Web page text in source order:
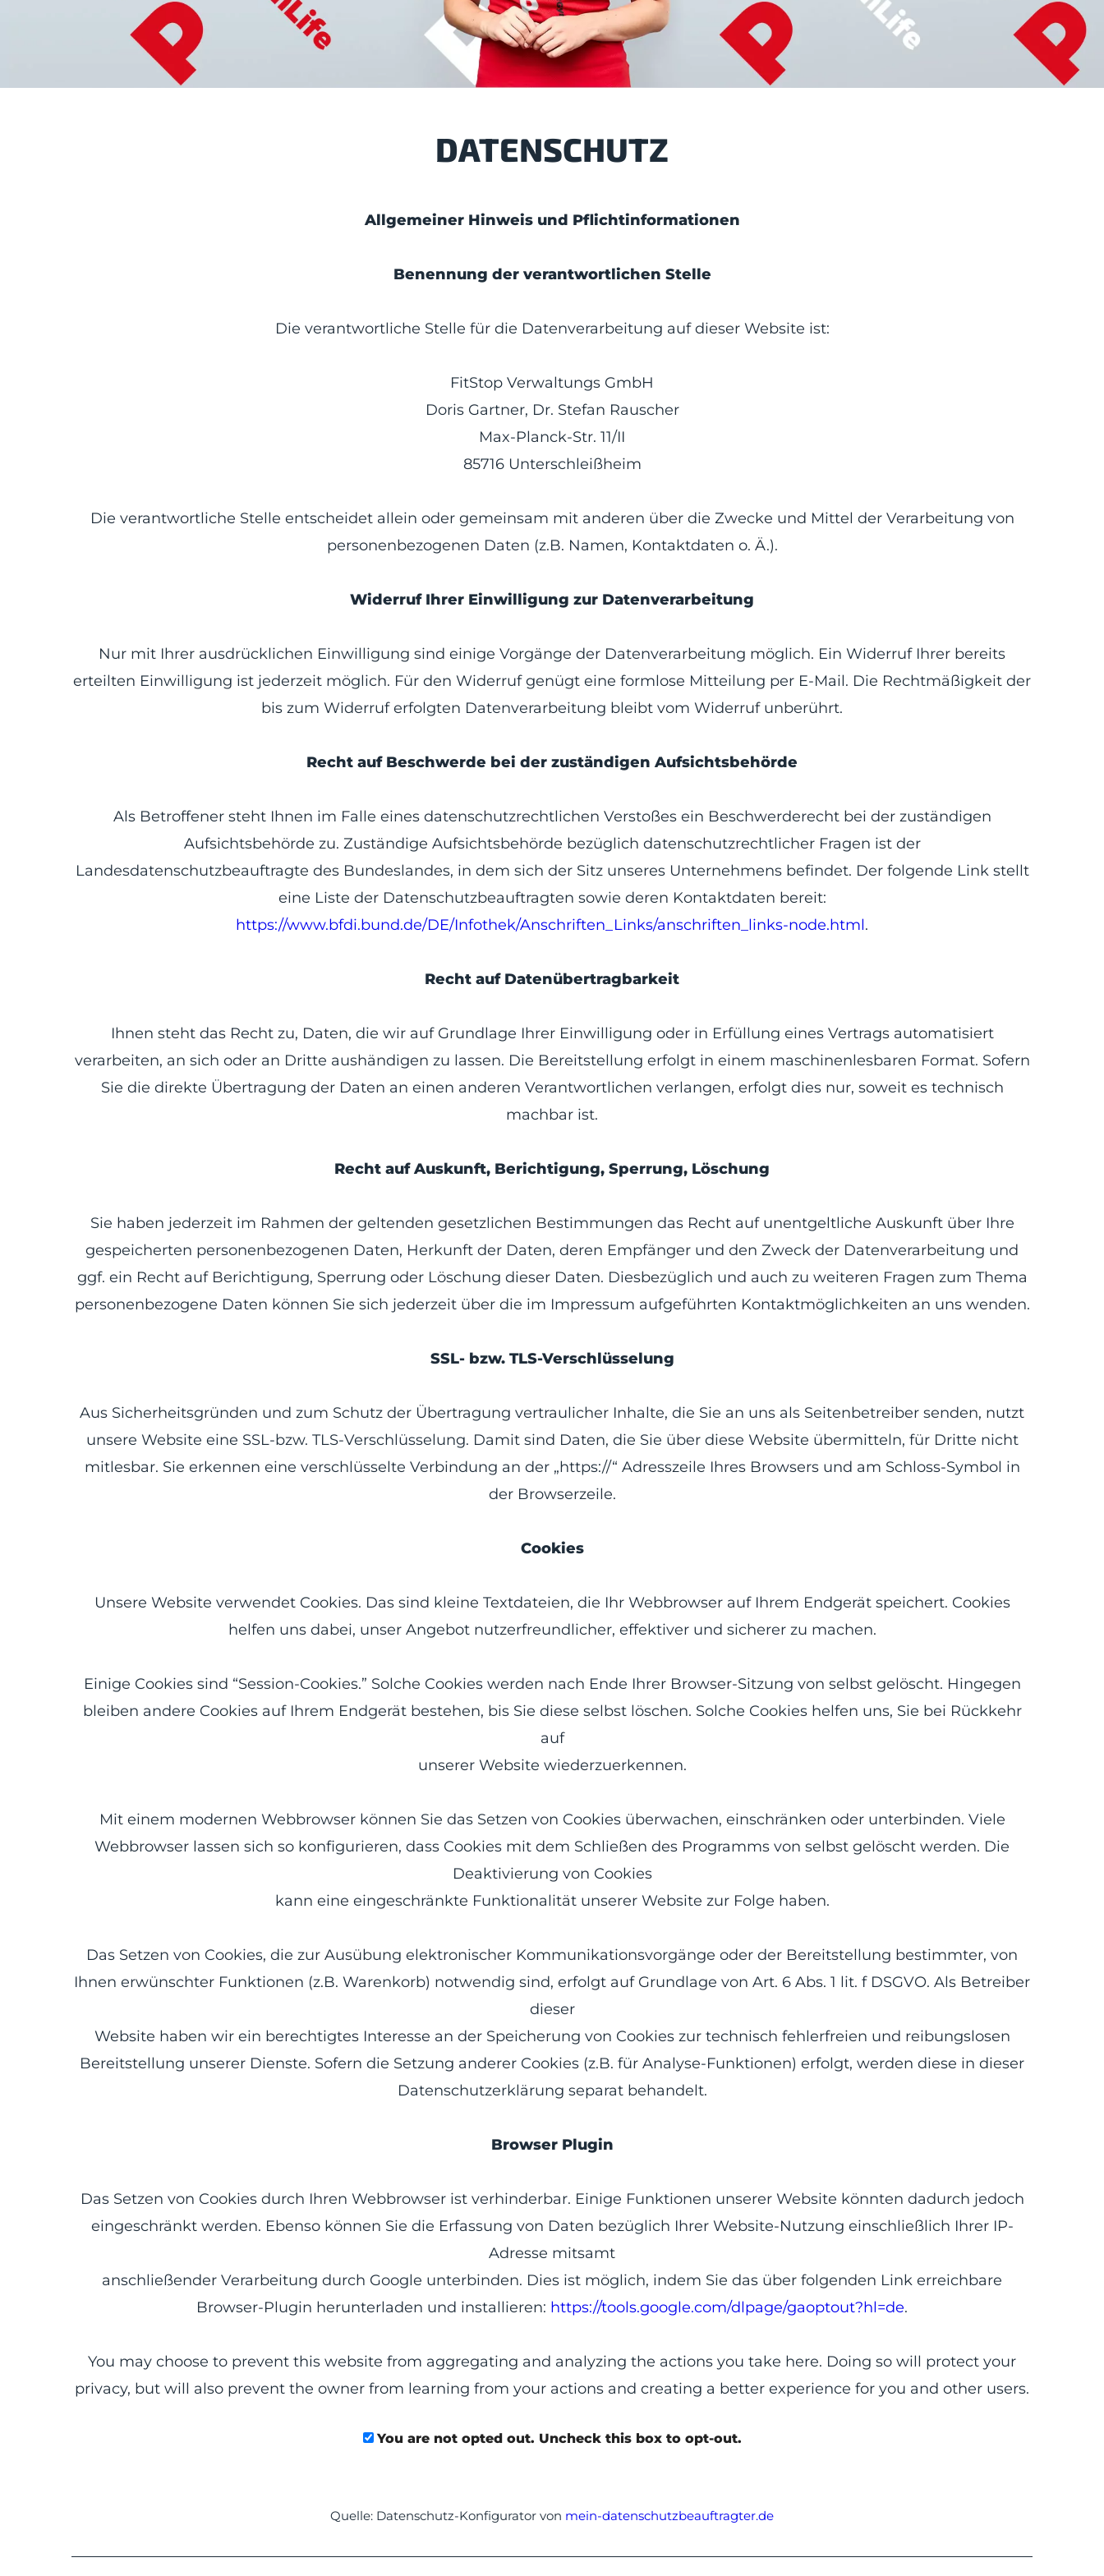
DATENSCHUTZ
Allgemeiner Hinweis und Pflichtinformationen
Benennung der verantwortlichen Stelle
Die verantwortliche Stelle für die Datenverarbeitung auf dieser Website ist:
FitStop Verwaltungs GmbH
Doris Gartner, Dr. Stefan Rauscher
Max-Planck-Str. 11/II
85716 Unterschleißheim
Die verantwortliche Stelle entscheidet allein oder gemeinsam mit anderen über die Zwecke und Mittel der Verarbeitung von
personenbezogenen Daten (z.B. Namen, Kontaktdaten o. Ä.).
Widerruf Ihrer Einwilligung zur Datenverarbeitung
Nur mit Ihrer ausdrücklichen Einwilligung sind einige Vorgänge der Datenverarbeitung möglich. Ein Widerruf Ihrer bereits
erteilten Einwilligung ist jederzeit möglich. Für den Widerruf genügt eine formlose Mitteilung per E-Mail. Die Rechtmäßigkeit der
bis zum Widerruf erfolgten Datenverarbeitung bleibt vom Widerruf unberührt.
Recht auf Beschwerde bei der zuständigen Aufsichtsbehörde
Als Betroffener steht Ihnen im Falle eines datenschutzrechtlichen Verstoßes ein Beschwerderecht bei der zuständigen
Aufsichtsbehörde zu. Zuständige Aufsichtsbehörde bezüglich datenschutzrechtlicher Fragen ist der
Landesdatenschutzbeauftragte des Bundeslandes, in dem sich der Sitz unseres Unternehmens befindet. Der folgende Link stellt
eine Liste der Datenschutzbeauftragten sowie deren Kontaktdaten bereit:
https://www.bfdi.bund.de/DE/Infothek/Anschriften_Links/anschriften_links-node.html.
Recht auf Datenübertragbarkeit
Ihnen steht das Recht zu, Daten, die wir auf Grundlage Ihrer Einwilligung oder in Erfüllung eines Vertrags automatisiert
verarbeiten, an sich oder an Dritte aushändigen zu lassen. Die Bereitstellung erfolgt in einem maschinenlesbaren Format. Sofern
Sie die direkte Übertragung der Daten an einen anderen Verantwortlichen verlangen, erfolgt dies nur, soweit es technisch
machbar ist.
Recht auf Auskunft, Berichtigung, Sperrung, Löschung
Sie haben jederzeit im Rahmen der geltenden gesetzlichen Bestimmungen das Recht auf unentgeltliche Auskunft über Ihre
gespeicherten personenbezogenen Daten, Herkunft der Daten, deren Empfänger und den Zweck der Datenverarbeitung und
ggf. ein Recht auf Berichtigung, Sperrung oder Löschung dieser Daten. Diesbezüglich und auch zu weiteren Fragen zum Thema
personenbezogene Daten können Sie sich jederzeit über die im Impressum aufgeführten Kontaktmöglichkeiten an uns wenden.
SSL- bzw. TLS-Verschlüsselung
Aus Sicherheitsgründen und zum Schutz der Übertragung vertraulicher Inhalte, die Sie an uns als Seitenbetreiber senden, nutzt
unsere Website eine SSL-bzw. TLS-Verschlüsselung. Damit sind Daten, die Sie über diese Website übermitteln, für Dritte nicht
mitlesbar. Sie erkennen eine verschlüsselte Verbindung an der „https://“ Adresszeile Ihres Browsers und am Schloss-Symbol in
der Browserzeile.
Cookies
Unsere Website verwendet Cookies. Das sind kleine Textdateien, die Ihr Webbrowser auf Ihrem Endgerät speichert. Cookies
helfen uns dabei, unser Angebot nutzerfreundlicher, effektiver und sicherer zu machen.
Einige Cookies sind “Session-Cookies.” Solche Cookies werden nach Ende Ihrer Browser-Sitzung von selbst gelöscht. Hingegen
bleiben andere Cookies auf Ihrem Endgerät bestehen, bis Sie diese selbst löschen. Solche Cookies helfen uns, Sie bei Rückkehr
auf
unserer Website wiederzuerkennen.
Mit einem modernen Webbrowser können Sie das Setzen von Cookies überwachen, einschränken oder unterbinden. Viele
Webbrowser lassen sich so konfigurieren, dass Cookies mit dem Schließen des Programms von selbst gelöscht werden. Die
Deaktivierung von Cookies
kann eine eingeschränkte Funktionalität unserer Website zur Folge haben.
Das Setzen von Cookies, die zur Ausübung elektronischer Kommunikationsvorgänge oder der Bereitstellung bestimmter, von
Ihnen erwünschter Funktionen (z.B. Warenkorb) notwendig sind, erfolgt auf Grundlage von Art. 6 Abs. 1 lit. f DSGVO. Als Betreiber
dieser
Website haben wir ein berechtigtes Interesse an der Speicherung von Cookies zur technisch fehlerfreien und reibungslosen
Bereitstellung unserer Dienste. Sofern die Setzung anderer Cookies (z.B. für Analyse-Funktionen) erfolgt, werden diese in dieser
Datenschutzerklärung separat behandelt.
Browser Plugin
Das Setzen von Cookies durch Ihren Webbrowser ist verhinderbar. Einige Funktionen unserer Website könnten dadurch jedoch
eingeschränkt werden. Ebenso können Sie die Erfassung von Daten bezüglich Ihrer Website-Nutzung einschließlich Ihrer IP-
Adresse mitsamt
anschließender Verarbeitung durch Google unterbinden. Dies ist möglich, indem Sie das über folgenden Link erreichbare
Browser-Plugin herunterladen und installieren: https://tools.google.com/dlpage/gaoptout?hl=de.
You may choose to prevent this website from aggregating and analyzing the actions you take here. Doing so will protect your
privacy, but will also prevent the owner from learning from your actions and creating a better experience for you and other users.
You are not opted out. Uncheck this box to opt-out.
Quelle: Datenschutz-Konfigurator von mein-datenschutzbeauftragter.de